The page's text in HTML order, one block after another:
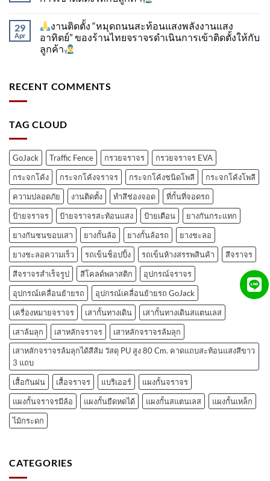
29
Apr
งานติดตั้ง “หมุดถนนสะท้อนแสงพลังงานแสง
อาทิตย์” ของร้านไทยจราจรดำเนินการเข้าติดตั้ง​ให้กับ
ลูกค้า
RECENT COMMENTS
TAG CLOUD
GoJack Traffic Fence กรวยจราจร
กรวยจราจร EVA
กระจกโค้ง
กระจกโค้งจราจร กระจกโค้งชนิดโพลี
กระจกโค้งโพลี
ความปลอดภัย
งานติดตั้ง ทำสีช่องจอด
ที่กั้นที่จอดรถ
ป้ายจราจร
ป้ายจราจรสะท้อนแสง ป้ายเตือน
ยางกันกระแทก
ยางกันชนขอบเสา
ยางกั้นล้อ ยางกั้นล้อรถ
ยางชะลอ
ยางชะลอความเร็ว
รถเข็นช็อปปิ้ง รถเข็นห้างสรรพสินค้า
สีจราจร
สีจราจรสำเร็จรูป
สีโคลด์พลาสติก
อุปกรณ์จราจร
อุปกรณ์เคลื่อนย้ายรถ
อุปกรณ์เคลื่อนย้ายรถ GoJack
เครื่องหมายจราจร
เสากั้นทางเดิน
เสากั้นทางเดินสแตนเลส
เสาล้มลุก
เสาหลักจราจร
เสาหลักจราจรล้มลุก
เสาหลักจราจรล้มลุกได้สีส้ม วัสดุ PU สูง 80 Cm. คาดแถบสะท้อนแสงสีขาว
3 แถบ
เสื้อกันฝน
เสื้อจราจร แบริเออร์
แผงกั้นจราจร
แผงกั้นจราจรมีล้อ
แผงกั้นยืดหดได้ แผงกั้นสแตนเลส
แผงกั้นเหล็ก
ไม้กระดก
CATEGORIES